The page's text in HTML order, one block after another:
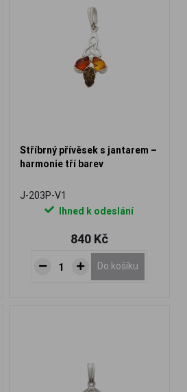
Stříbrný přívěsek s jantarem –
harmonie tří barev
J-203P-V1
Ihned k odeslání
840 Kč
Do košíku